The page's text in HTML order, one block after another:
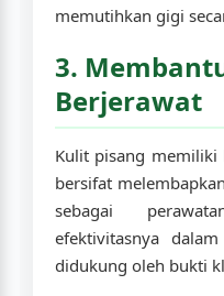
memutihkan gigi
3.
Berjerawat
Kulit pisang memiliki
bersifat
sebagai
efektivitasnya
didukung oleh bukti